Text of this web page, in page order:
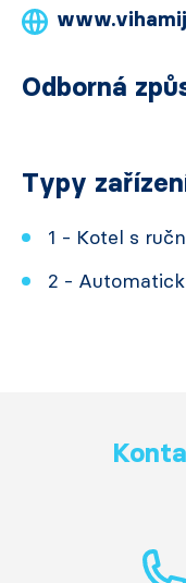
Odborná
Typy
1 - Kotel s
2 -